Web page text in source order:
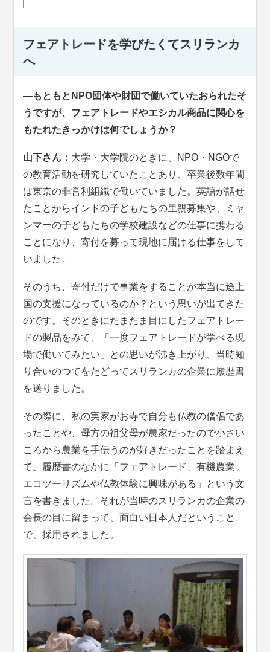
フェアトレードを学びたくてスリランカ
へ
―もともとNPO団体や財団で働いていたおられたそ
うですが、フェアトレードやエシカル商品に関心を
もたれたきっかけは何でしょうか？
山下さん： 大学・大学院のときに、NPO・NGOで
の教育活動を研究していたことあり、卒業後数年間
は東京の非営利組織で働いていました。英語が話せ
たことからインドの子どもたちの里親募集や、ミャ
ンマーの子どもたちの学校建設などの仕事に携わる
ことになり、寄付を募って現地に届ける仕事をして
いました。
そのうち、寄付だけで事業をすることが本当に途上
国の支援になっているのか？という思いが出てきた
のです。そのときにたまたま目にしたフェアトレー
ドの製品をみて、「一度フェアトレードが学べる現
場で働いてみたい」との思いが沸き上がり、当時知
り合いのつてをたどってスリランカの企業に履歴書
を送りました。
その際に、私の実家がお寺で自分も仏教の僧侶であ
ったことや、母方の祖父母が農家だったので小さい
ころから農業を手伝うのが好きだったことを踏まえ
て、履歴書のなかに「フェアトレード、有機農業、
エコツーリズムや仏教体験に興味がある」という文
言を書きました。それが当時のスリランカの企業の
会長の目に留まって、面白い日本人だということ
で、採用されました。